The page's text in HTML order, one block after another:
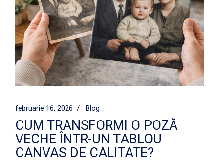
februarie 16, 2026 Blog
CUM TRANSFORMI O POZĂ
VECHE ÎNTR-UN TABLOU
CANVAS DE CALITATE?